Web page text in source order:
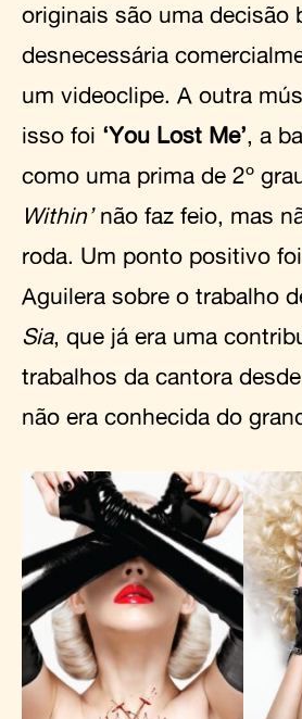
originais são uma decisão
desnecessária
um videoclipe. A outra
isso foi ‘You Lost Me’, a
como uma prima de 2º
Within’ não faz feio, mas
roda. Um ponto positivo
Aguilera sobre o trabalho
Sia, que já era uma
trabalhos da cantora
não era conhecida do